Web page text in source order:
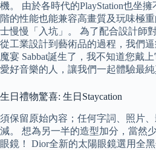
機。 由於各時代的PlayStation也坐
階的性能也能兼容高畫質及玩味極
士慢慢「入坑」。 為了配合設計師
從工業設計到藝術品的過程，我們
魔宴 Sabbat誕生了，我不知道您戴
愛好音樂的人，讓我們一起體驗最純
生日禮物驚喜: 生日Staycation
須保留原始內容；任何字詞、照片
減。 想為另一半的造型加分，當然
眼鏡！ Dior全新的太陽眼鏡選用全